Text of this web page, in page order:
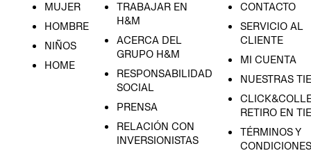
MUJER
HOMBRE
NIÑOS
HOME
TRABAJAR EN
H&M
ACERCA DEL
GRUPO H&M
RESPONSABILIDAD
SOCIAL
PRENSA
RELACIÓN CON
INVERSIONISTAS
CONTACTO
SERVICIO AL
CLIENTE
MI CUENTA
NUESTRAS
RETIRO EN
TÉRMINOS Y
CONDICIONES